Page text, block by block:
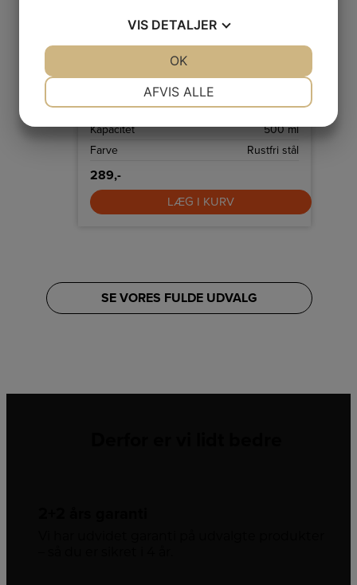
Wilfa Rejse elkedel
Smart lille elkedel til rejsen, der kan rumme
0,5 liter. Der medfølger rejsesæt med to
krus, en mælkekop og to skeer.
Effekt
1000 W
Kapacitet
500 ml
Farve
Rustfri stål
289,-
LÆG I KURV
SE VORES FULDE UDVALG
VIS DETALJER
AFVIS ALLE
OK